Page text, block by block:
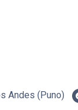
Andes (Puno)